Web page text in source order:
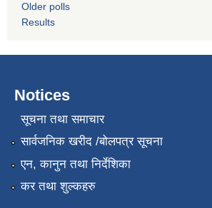
Older polls
Results
Notices
सूचना तथा समाचार
सार्वजनिक खरीद /बोलपत्र सूचना
एन, कानुन तथा निर्देशिका
कर तथा शुल्कहरु